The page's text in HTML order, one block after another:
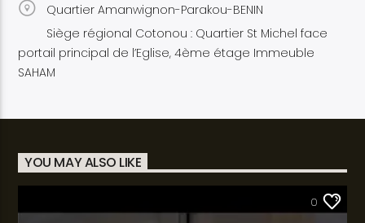
Quartier Amanwignon-Parakou-BENIN
Siège régional Cotonou : Quartier St Michel face
portail principal de l’Eglise, 4ème étage Immeuble
SAHAM
YOU MAY ALSO LIKE
0